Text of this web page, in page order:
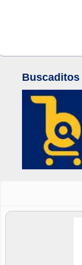
Buscaditos